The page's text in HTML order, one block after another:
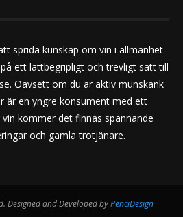
sprida kunskap om vin i allmänhet
ett lättbegripligt och trevligt sätt till
Oavsett om du är aktiv munskänk
är en yngre konsument med ett
kommer det finnas spännande
och gamla trotjänare.
Designed and Developed byPenciDesign